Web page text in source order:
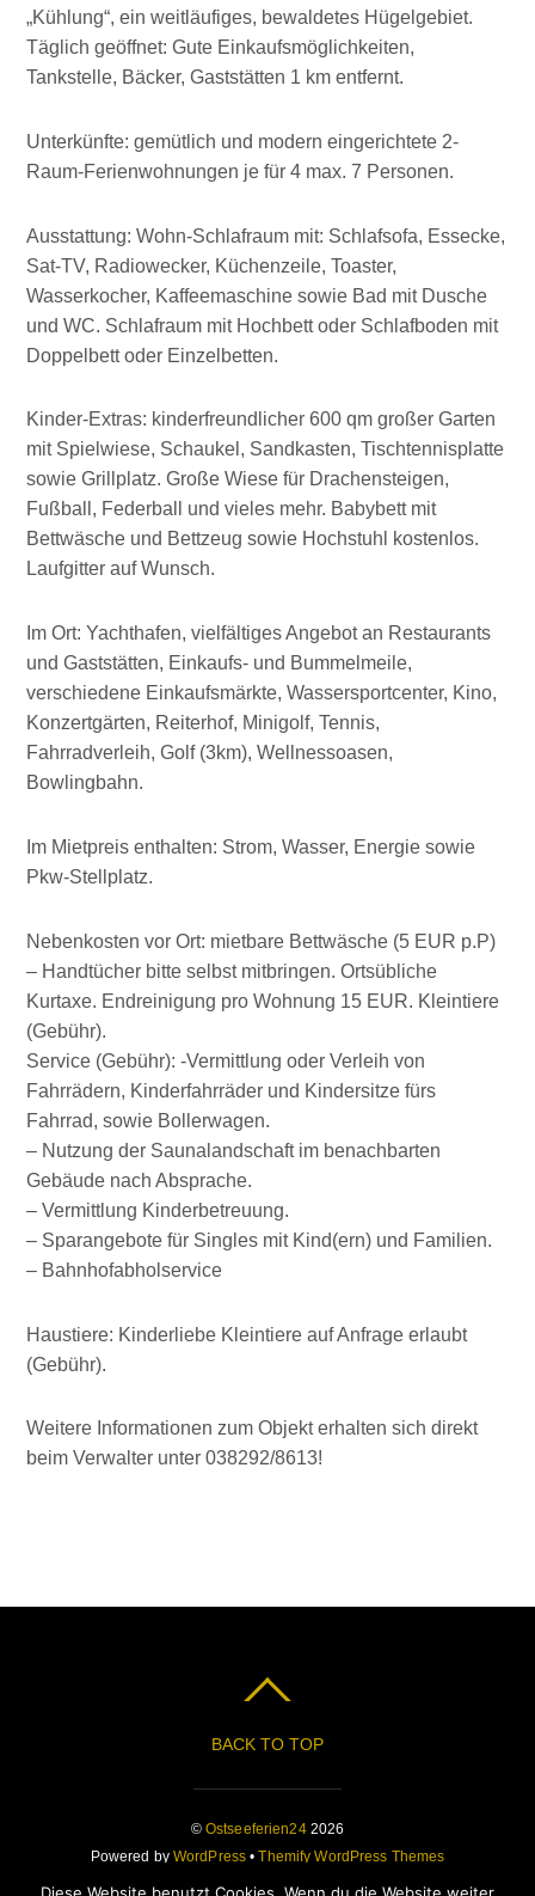
„Kühlung“, ein weitläufiges, bewaldetes Hügelgebiet.
Täglich geöffnet: Gute Einkaufsmöglichkeiten,
Tankstelle, Bäcker, Gaststätten 1 km entfernt.
Unterkünfte: gemütlich und modern eingerichtete 2-
Raum-Ferienwohnungen je für 4 max. 7 Personen.
Ausstattung: Wohn-Schlafraum mit: Schlafsofa, Essecke,
Sat-TV, Radiowecker, Küchenzeile, Toaster,
Wasserkocher, Kaffeemaschine sowie Bad mit Dusche
und WC. Schlafraum mit Hochbett oder Schlafboden mit
Doppelbett oder Einzelbetten.
Kinder-Extras: kinderfreundlicher 600 qm großer Garten
mit Spielwiese, Schaukel, Sandkasten, Tischtennisplatte
sowie Grillplatz. Große Wiese für Drachensteigen,
Fußball, Federball und vieles mehr. Babybett mit
Bettwäsche und Bettzeug sowie Hochstuhl kostenlos.
Laufgitter auf Wunsch.
Im Ort: Yachthafen, vielfältiges Angebot an Restaurants
und Gaststätten, Einkaufs- und Bummelmeile,
verschiedene Einkaufsmärkte, Wassersportcenter, Kino,
Konzertgärten, Reiterhof, Minigolf, Tennis,
Fahrradverleih, Golf (3km), Wellnessoasen,
Bowlingbahn.
Im Mietpreis enthalten: Strom, Wasser, Energie sowie
Pkw-Stellplatz.
Nebenkosten vor Ort: mietbare Bettwäsche (5 EUR p.P)
– Handtücher bitte selbst mitbringen. Ortsübliche
Kurtaxe. Endreinigung pro Wohnung 15 EUR. Kleintiere
(Gebühr).
Service (Gebühr): -Vermittlung oder Verleih von
Fahrrädern, Kinderfahrräder und Kindersitze fürs
Fahrrad, sowie Bollerwagen.
– Nutzung der Saunalandschaft im benachbarten
Gebäude nach Absprache.
– Vermittlung Kinderbetreuung.
– Sparangebote für Singles mit Kind(ern) und Familien.
– Bahnhofabholservice
Haustiere: Kinderliebe Kleintiere auf Anfrage erlaubt
(Gebühr).
Weitere Informationen zum Objekt erhalten sich direkt
beim Verwalter unter 038292/8613!
BACK TO TOP
© Ostseeferien242026
Powered by WordPress •Themify WordPress Themes